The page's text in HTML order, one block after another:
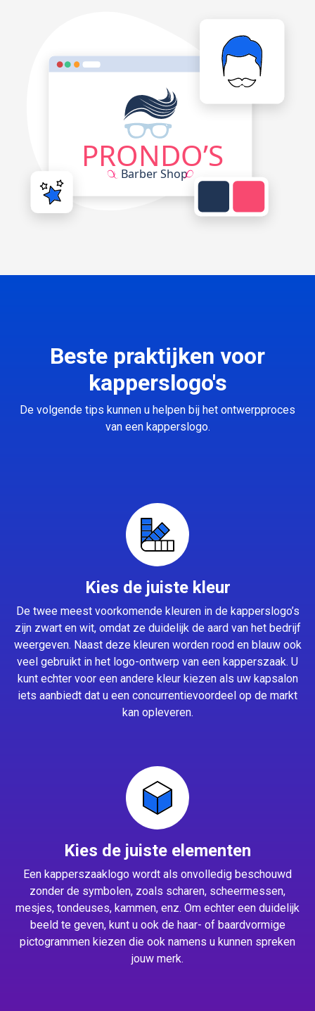
Beste praktijken voor
kapperslogo's
De volgende tips kunnen u helpen bij het ontwerpproces
van een kapperslogo.
Kies de juiste kleur
De twee meest voorkomende kleuren in de kapperslogo’s
zijn zwart en wit, omdat ze duidelijk de aard van het bedrijf
weergeven. Naast deze kleuren worden rood en blauw ook
veel gebruikt in het logo-ontwerp van een kapperszaak. U
kunt echter voor een andere kleur kiezen als uw kapsalon
iets aanbiedt dat u een concurrentievoordeel op de markt
kan opleveren.
Kies de juiste elementen
Een kapperszaaklogo wordt als onvolledig beschouwd
zonder de symbolen, zoals scharen, scheermessen,
mesjes, tondeuses, kammen, enz. Om echter een duidelijk
beeld te geven, kunt u ook de haar- of baardvormige
pictogrammen kiezen die ook namens u kunnen spreken
jouw merk.